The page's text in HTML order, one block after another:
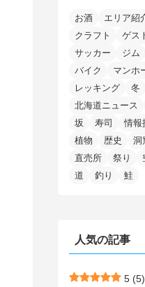
(11)
(7)
(21)
(4)
(7)
(2)
(1)
(7)
(5)
(2)
(72)
(5)
(15)
(4)
(4)
(6)
(5)
(5)
(11)
(2)
(43)
(5)
(1)
(8)
(8)
(1)
(3)
(9)
(15)
(2)
(1)
(12)
(4)
(2)
(7)
(5)
(5)
(24)
(3)
(1)
(31)
(7)
(12)
(4)
(27)
(6)
(2)
(9)
(5)
(8)
(5)
(10)
(2)
(1)
(96)
(6)
(4)
(1)
(4)
お酒 エリア紹
クラフト
ゲス
サッカー
ジム
バイク
マンホ
レッキング
冬
北海道ニュース
坂
寿司 情報
植物
歴史 洞
直売所
祭り
道
釣り 鮭
人気の記事
5 (5)